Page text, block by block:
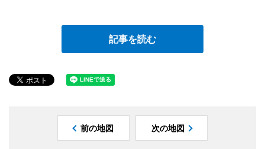
記事を読む
前の地図 次の地図